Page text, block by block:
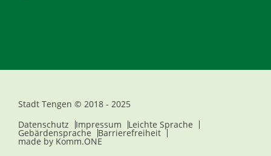
Stadt Tengen © 2018 - 2025
Datenschutz
Impressum Leichte Sprache
Gebärdensprache Barrierefreiheit
made by Komm.ONE